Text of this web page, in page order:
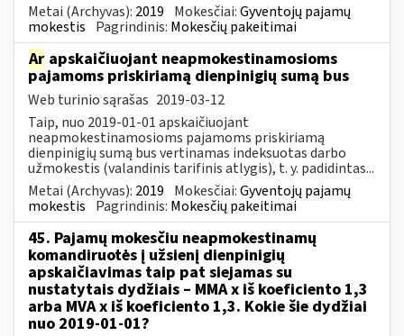
Metai (Archyvas): 2019 Mokesčiai:Gyventojų pajamų
mokestis Pagrindinis: Mokesčių pakeitimai
Ar apskaičiuojant neapmokestinamosioms
pajamoms priskiriamą dienpinigių sumą bus
Web turinio sąrašas 2019-03-12
Taip, nuo 2019-01-01 apskaičiuojant
neapmokestinamosioms pajamoms priskiriamą
dienpinigių sumą bus vertinamas indeksuotas darbo
užmokestis (valandinis tarifinis atlygis), t. y. padidintas...
Metai (Archyvas): 2019 Mokesčiai:Gyventojų pajamų
mokestis Pagrindinis: Mokesčių pakeitimai
45. Pajamų mokesčiu neapmokestinamų
komandiruotės į užsienį dienpinigių
apskaičiavimas taip pat siejamas su
nustatytais dydžiais – MMA x iš koeficiento 1,3
arba MVA x iš koeficiento 1,3. Kokie šie dydžiai
nuo 2019-01-01?